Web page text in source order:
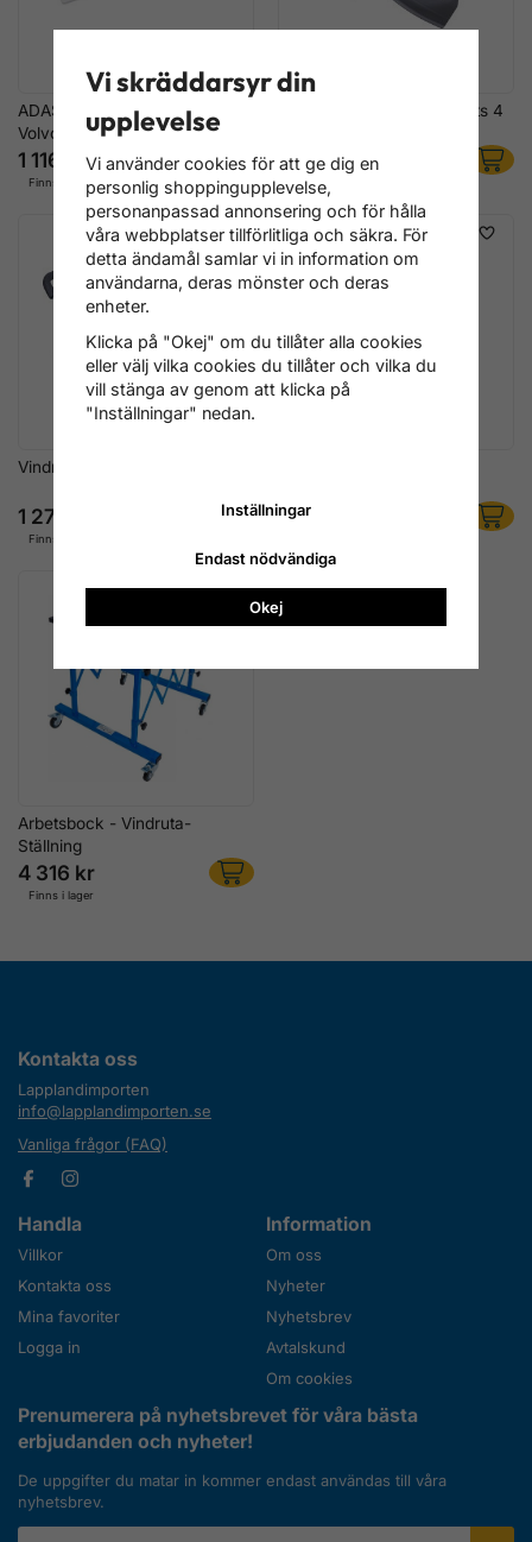
ADAS kamera-inställningsmall
Volvo, som 9997529
1 116 kr
Finns i lager
Instrumentbräd-Skyddssats 4
796 kr
Finns i lager
Vindruta-Ställning
1 276 kr
Finns i lager
1 356 kr
Arbetsbock - Vindruta-
Ställning
4 316 kr
Finns i lager
Kontakta oss
Lapplandimporten
info@lapplandimporten.se
Vanliga frågor (FAQ)
Handla
Villkor
Kontakta oss
Mina favoriter
Logga in
Information
Om oss
Nyheter
Nyhetsbrev
Avtalskund
Om cookies
Prenumerera på nyhetsbrevet för våra bästa
erbjudanden och nyheter!
De uppgifter du matar in kommer endast användas till våra
nyhetsbrev.
Vi skräddarsyr din
upplevelse
Vi använder cookies för att ge dig en
personlig shoppingupplevelse,
personanpassad annonsering och för hålla
våra webbplatser tillförlitliga och säkra. För
detta ändamål samlar vi in information om
användarna, deras mönster och deras
enheter.
Klicka på "Okej" om du tillåter alla cookies
eller välj vilka cookies du tillåter och vilka du
vill stänga av genom att klicka på
"Inställningar" nedan.
Inställningar
Endast nödvändiga
Okej